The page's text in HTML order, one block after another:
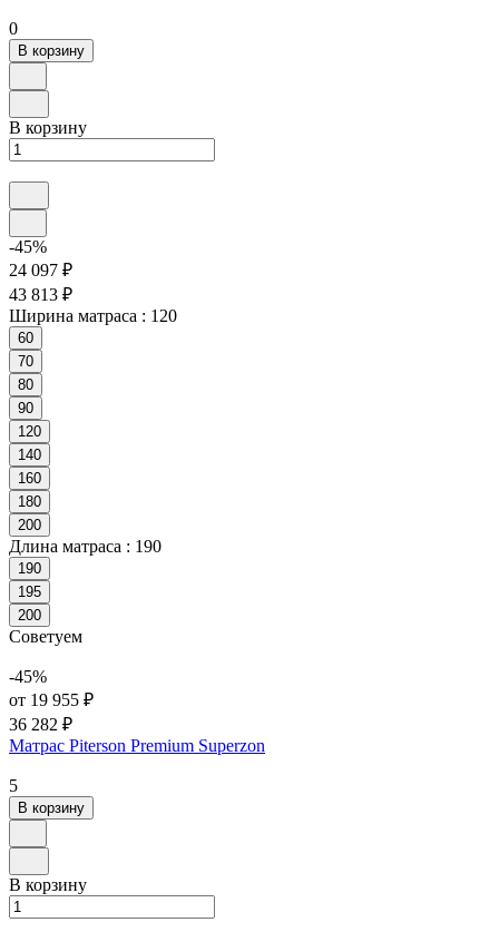
0
В корзину
В корзину
-45%
24 097 ₽
43 813 ₽
Ширина матраса : 120
60
70
80
90
120
140
160
180
200
Длина матраса : 190
190
195
200
Советуем
-45%
от 19 955 ₽
36 282 ₽
Матрас Piterson Premium Superzon
5
В корзину
В корзину